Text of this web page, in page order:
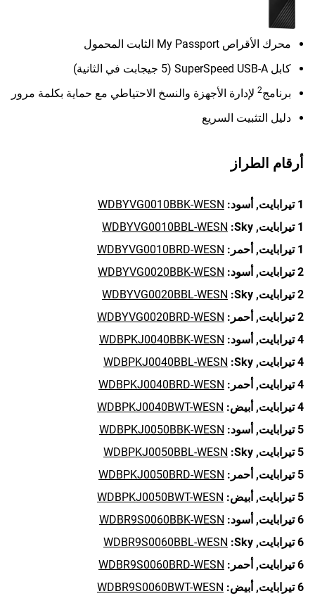
محرك الأقراص My Passport الثابت المحمول
كابل SuperSpeed USB-A (5 جيجابت في الثانية)
برنامج2 لإدارة الأجهزة والنسخ الاحتياطي مع حماية بكلمة مرور
دليل التثبيت السريع
أرقام الطراز
1 تيرابايت, أسود: WDBYVG0010BBK-WESN
1 تيرابايت,
Sky:
WDBYVG0010BBL-WESN
1 تيرابايت,
أحمر: WDBYVG0010BRD-WESN
2 تيرابايت,
أسود: WDBYVG0020BBK-WESN
2 تيرابايت,
Sky:
WDBYVG0020BBL-WESN
2 تيرابايت,
أحمر: WDBYVG0020BRD-WESN
4 تيرابايت,
أسود: WDBPKJ0040BBK-WESN
4 تيرابايت,
Sky:
WDBPKJ0040BBL-WESN
4 تيرابايت,
أحمر: WDBPKJ0040BRD-WESN
4 تيرابايت,
أبيض: WDBPKJ0040BWT-WESN
5 تيرابايت,
أسود: WDBPKJ0050BBK-WESN
5 تيرابايت,
Sky:
WDBPKJ0050BBL-WESN
5 تيرابايت,
أحمر: WDBPKJ0050BRD-WESN
5 تيرابايت,
أبيض: WDBPKJ0050BWT-WESN
6 تيرابايت,
أسود: WDBR9S0060BBK-WESN
6 تيرابايت,
Sky:
WDBR9S0060BBL-WESN
6 تيرابايت,
أحمر: WDBR9S0060BRD-WESN
6 تيرابايت,
أبيض: WDBR9S0060BWT-WESN